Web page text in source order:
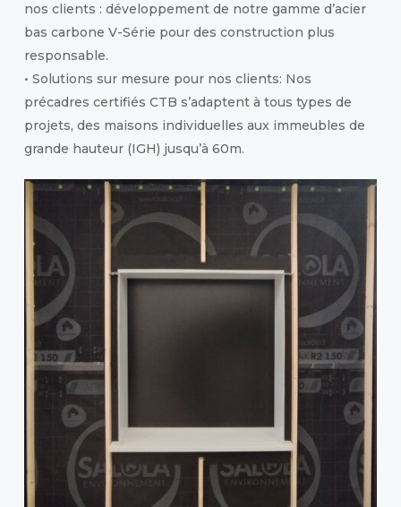
nos clients : développement de notre gamme d’acier
bas carbone V-Série pour des construction plus
responsable.
• Solutions sur mesure pour nos clients: Nos
précadres certifiés CTB s’adaptent à tous types de
projets, des maisons individuelles aux immeubles de
grande hauteur (IGH) jusqu’à 60m.